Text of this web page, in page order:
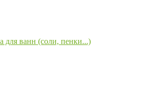
для ванн (соли, пенки...)